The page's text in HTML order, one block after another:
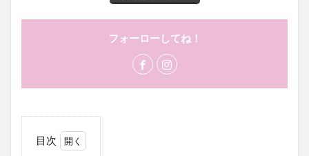
フォーローしてね！
目次